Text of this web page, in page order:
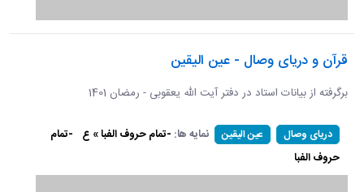
قرآن و دریای وصال - عین الیقین
برگرفته از بیانات استاد در دفتر آیت الله یعقوبی - رمضان 1401
دریای وصال عین الیقین نمایه ها: -تمام حروف الفبا » ع -تمام
حروف الفبا